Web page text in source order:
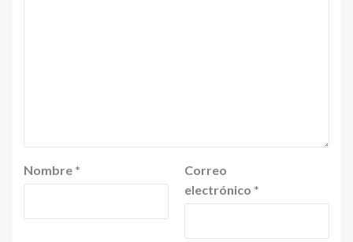
Nombre *
Correo
electrónico *